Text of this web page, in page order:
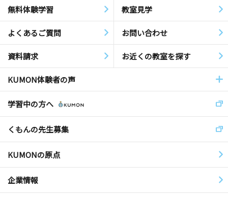
無料体験学習 教室見学
よくあるご質問 お問い合わせ
資料請求 お近くの教室を探す
KUMON体験者の声
学習中の方へ
くもんの先生募集
KUMONの原点
企業情報